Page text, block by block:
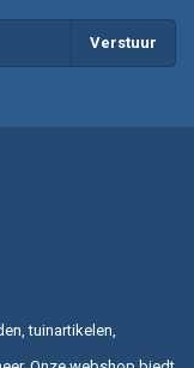
Verstuur
tuinartikelen,